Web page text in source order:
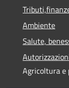
Ambiente
Salute,
Agricoltura e